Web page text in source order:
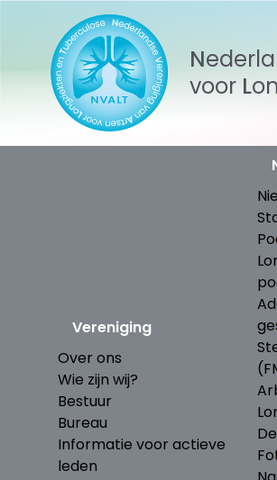
voor
Vereniging
Over ons
Wie zijn wij?
Bestuur
Bureau
Informatie voor actieve
leden